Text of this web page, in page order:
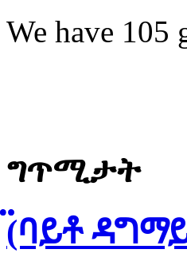
We have 105
ግጥሚታት
፟፟(ባይቶ